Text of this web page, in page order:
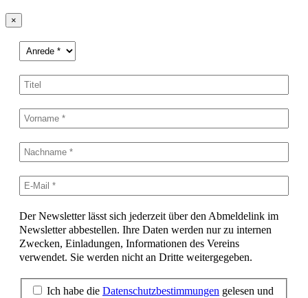
×
Der Newsletter lässt sich jederzeit über den Abmeldelink im
Newsletter abbestellen. Ihre Daten werden nur zu internen
Zwecken, Einladungen, Informationen des Vereins
verwendet. Sie werden nicht an Dritte weitergegeben.
Ich habe die Datenschutzbestimmungen gelesen und